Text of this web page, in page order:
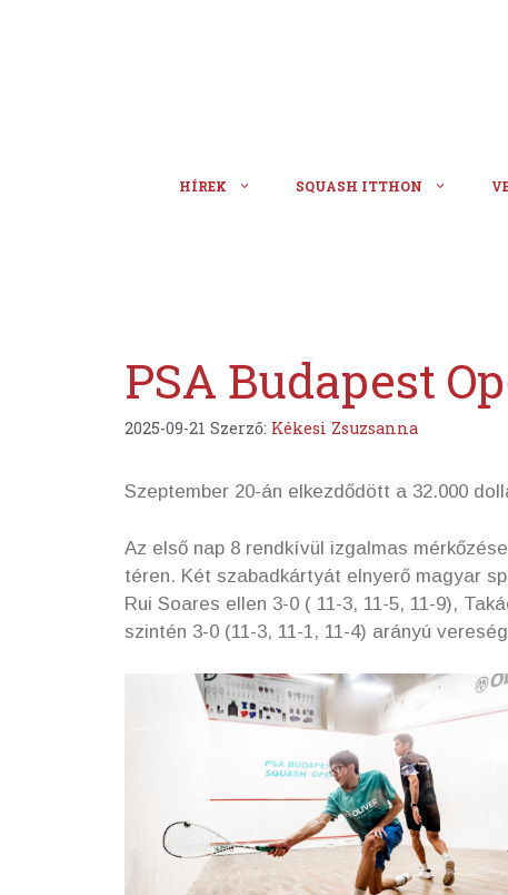
HÍREK SQUASH ITTHON
PSA Budapest
2025-09-21 Szerző: Kékesi Zsuzsanna
Szeptember 20-án elkezdődött a 32.000
Az első nap 8 rendkívül izgalmas
téren. Két szabadkártyát elnyerő magyar
Rui Soares ellen 3-0 ( 11-3, 11-5, 11-9),
szintén 3-0 (11-3, 11-1, 11-4) arányú